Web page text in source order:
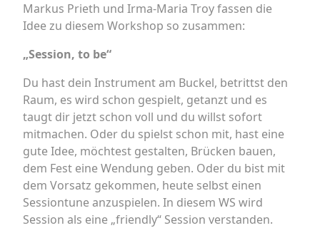
Markus Prieth und Irma-Maria Troy fassen die
Idee zu diesem Workshop so zusammen:
„Session, to be“
Du hast dein Instrument am Buckel, betrittst den
Raum, es wird schon gespielt, getanzt und es
taugt dir jetzt schon voll und du willst sofort
mitmachen. Oder du spielst schon mit, hast eine
gute Idee, möchtest gestalten, Brücken bauen,
dem Fest eine Wendung geben. Oder du bist mit
dem Vorsatz gekommen, heute selbst einen
Sessiontune anzuspielen. In diesem WS wird
Session als eine „friendly“ Session verstanden.